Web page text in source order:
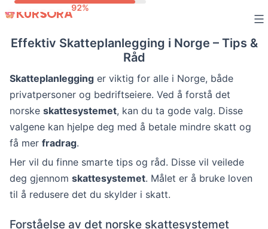
content
Effektiv Skatteplanlegging i Norge – Tips &
Råd
Skatteplanlegging er viktig for alle i Norge, både
privatpersoner og bedriftseiere. Ved å forstå det
norske skattesystemet, kan du ta gode valg. Disse
valgene kan hjelpe deg med å betale mindre skatt og
få mer fradrag.
Her vil du finne smarte tips og råd. Disse vil veilede
deg gjennom skattesystemet. Målet er å bruke loven
til å redusere det du skylder i skatt.
Forståelse av det norske skattesystemet